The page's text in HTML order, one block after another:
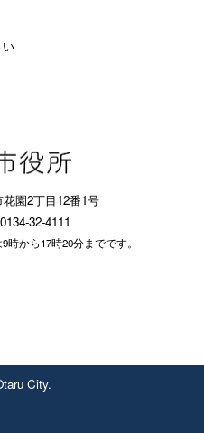
い
園2丁目12番1号
32-4111
から17時20分までです。
City.